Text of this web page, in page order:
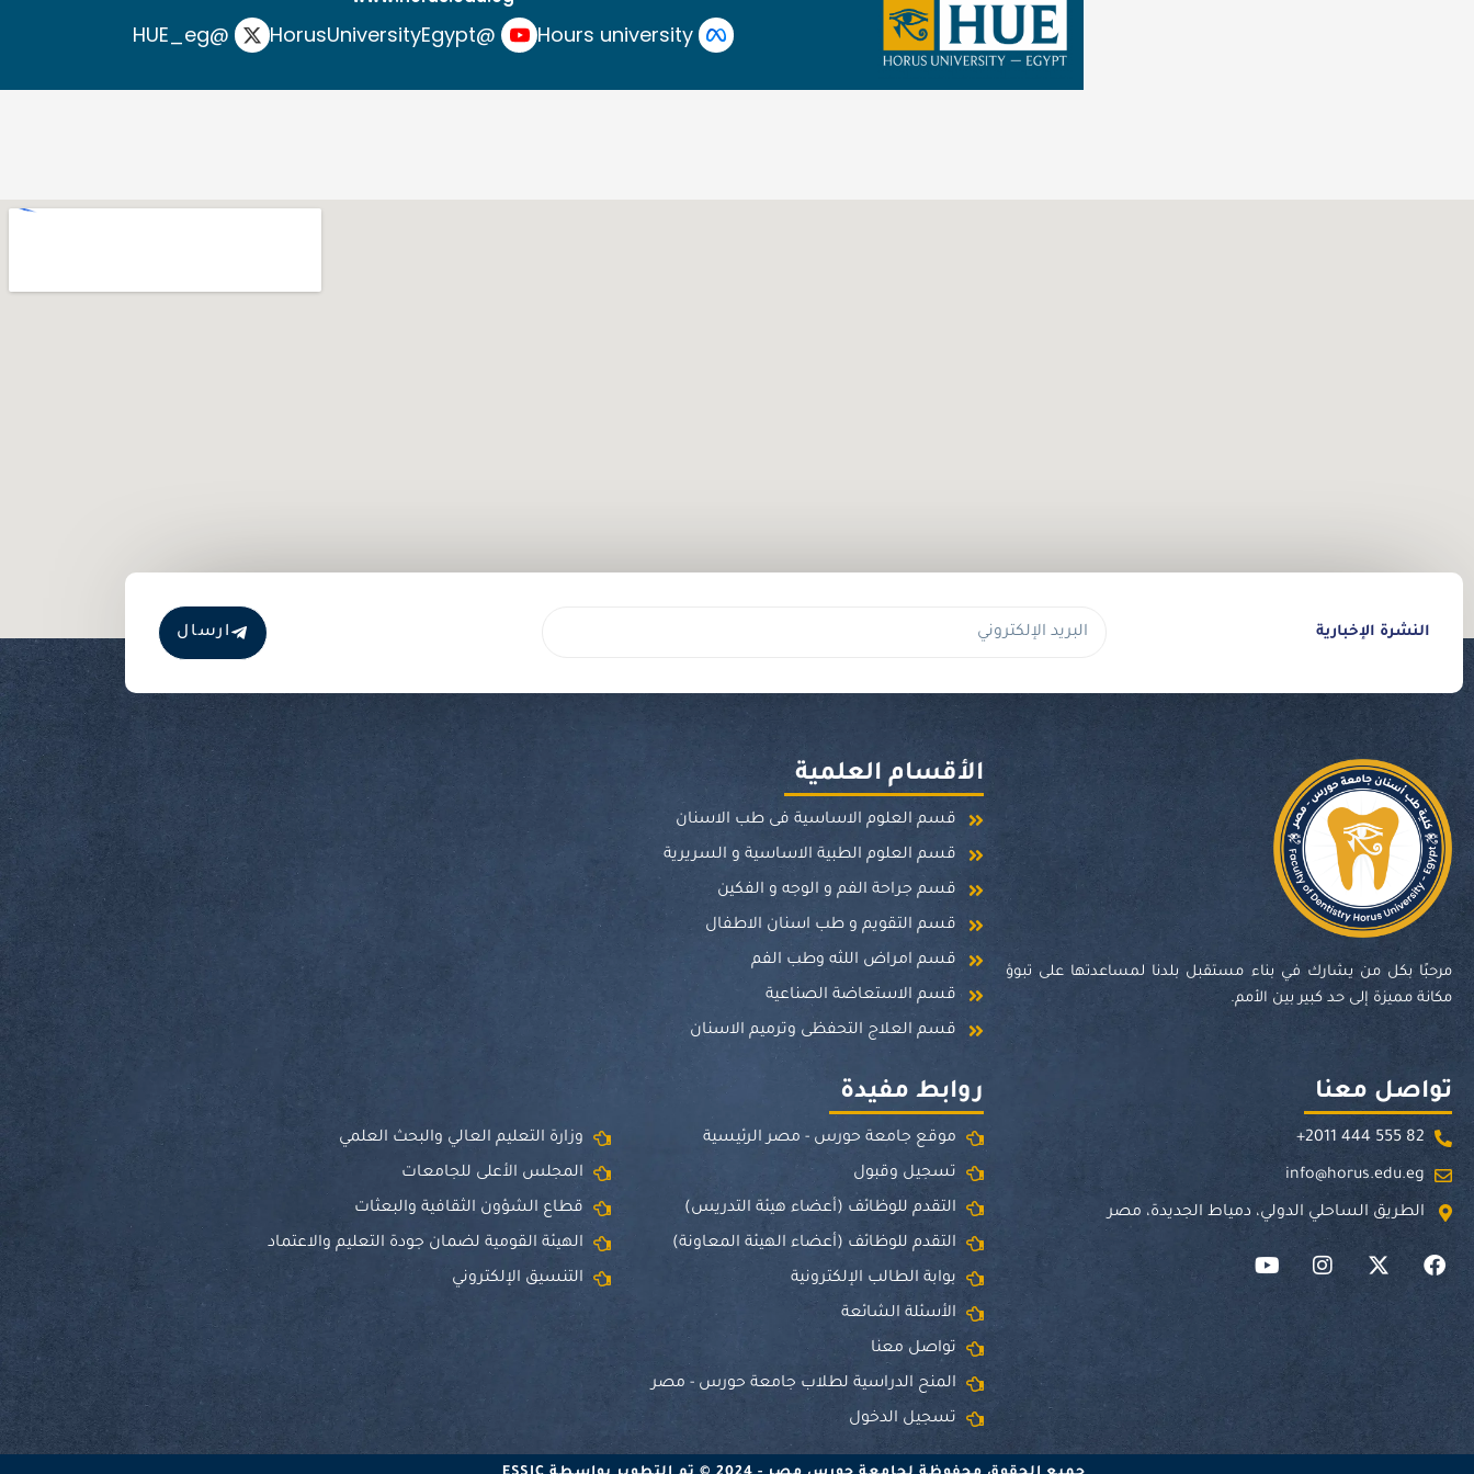
Hours university
@HorusUniversityEgypt
@HUE_eg
النشرة الإخبارية
الإلكتروني
ارسال
مرحبًا بكل من يشارك في بناء مستقبل بلدنا لمساعدتها على تبوؤ
مكانة مميزة إلى حد كبير بين الأمم.
الأقسام العلمية
قسم العلوم الاساسية فى طب الاسنان
قسم العلوم الطبية الاساسية و السريرية
قسم جراحة الفم و الوجه و الفكين
قسم التقويم و طب اسنان الاطفال
قسم امراض اللثه وطب الفم
قسم الاستعاضة الصناعية
قسم العلاج التحفظى وترميم الاسنان
تواصل معنا
+2011 444 555 82
info@horus.edu.eg
الطريق الساحلي الدولي، دمياط الجديدة، مصر
F
a
b
k
X
-
t
t
I
n
g
m
Y
o
u
روابط مفيدة
موقع جامعة حورس - مصر الرئيسية
تسجيل وقبول
التقدم للوظائف (أعضاء هيئة التدريس)
التقدم للوظائف (أعضاء الهيئة المعاونة)
بوابة الطالب الإلكترونية
الأسئلة الشائعة
تواصل معنا
المنح الدراسية لطلاب جامعة حورس - مصر
تسجيل الدخول
وزارة التعليم العالي والبحث العلمي
المجلس الأعلى للجامعات
قطاع الشؤون الثقافية والبعثات
الهيئة القومية لضمان جودة التعليم والاعتماد
التنسيق الإلكتروني